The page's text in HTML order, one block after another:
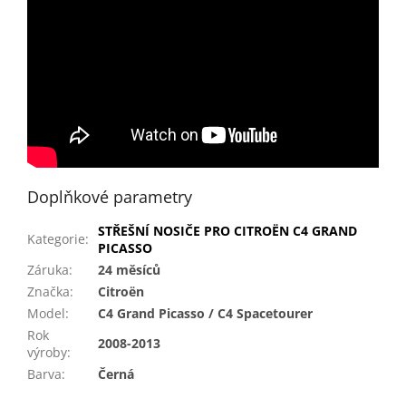
Doplňkové parametry
Kategorie: STŘEŠNÍ NOSIČE PRO CITROËN C4 GRAND
PICASSO
Záruka:
24 měsíců
Značka:
Citroën
Model:
C4 Grand Picasso / C4 Spacetourer
Rok
výroby:
2008-2013
Barva: Černá